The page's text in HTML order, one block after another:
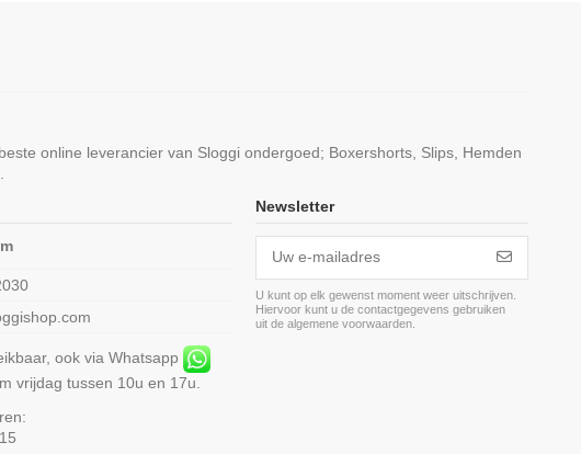
online leverancier van Sloggi ondergoed; Boxershorts, Slips, Hemden
ook via Whatsapp
vrijdag tussen 10u en 17u.
Newsletter
U kunt op elk gewenst moment weer uitschrijven.
Hiervoor kunt u de contactgegevens gebruiken
uit de algemene voorwaarden.